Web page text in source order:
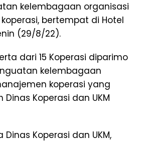
kelembagaan organisasi
bertempat di Hotel
(29/8/22).
dari 15 Koperasi diparimo
kelembagaan
koperasi yang
Koperasi dan UKM
Koperasi dan UKM,